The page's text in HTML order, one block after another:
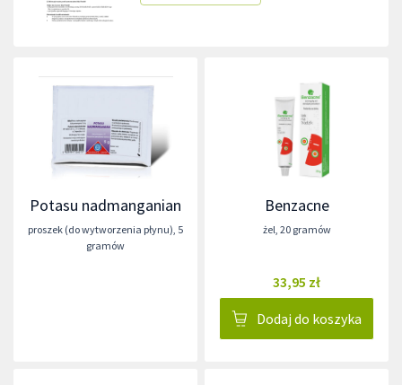
Potasu nadmanganian
proszek (do wytworzenia płynu), 5
gramów
Benzacne
żel, 20 gramów
33,95 zł
Dodaj do koszyka